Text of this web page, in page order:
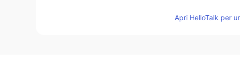
Apri HelloTalk per